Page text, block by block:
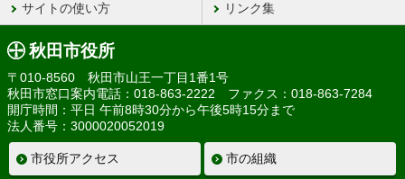
サイトの使い方 リンク集
秋田市役所
〒010-8560 秋田市山王一丁目1番1号
秋田市窓口案内電話：018-863-2222 ファクス：018-863-7284
開庁時間：平日 午前8時30分から午後5時15分まで
法人番号：3000020052019
市役所アクセス 市の組織